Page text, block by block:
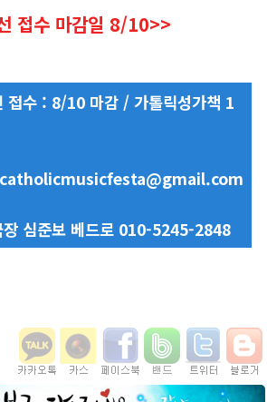
접수 마감일 8/10>>
수 : 8/10 마감 / 가톨릭성가책 1
catholicmusicfesta@gmail.com
심준보 베드로 010-5245-2848